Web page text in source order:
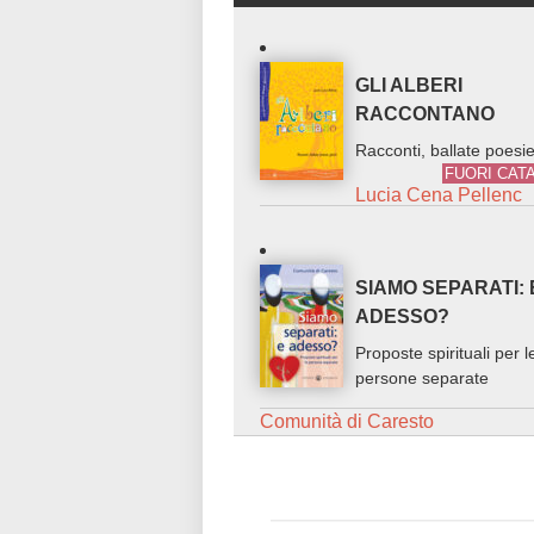
GLI ALBERI
RACCONTANO
Racconti, ballate
Lucia Cena Pellenc
FUORI
SIAMO SEPARATI:
ADESSO?
Proposte spirituali per
persone separate
Comunità di Caresto